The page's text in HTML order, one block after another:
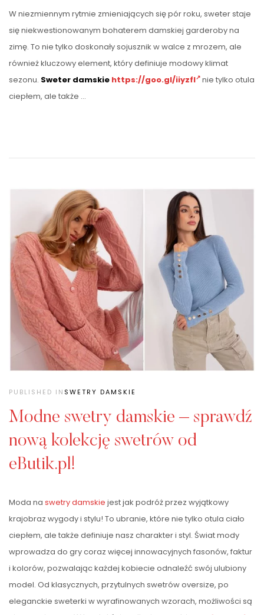
W niezmiennym rytmie zmieniających się pór roku, sweter staje
się niekwestionowanym bohaterem damskiej garderoby na
zimę. To nie tylko doskonały sojusznik w walce z mrozem, ale
również kluczowy element, który definiuje modowy klimat
sezonu. Sweter damskie https://goo.gl/iiyzfI nie tylko otula
ciepłem, ale także …
PUBLISHED IN SWETRY DAMSKIE
Modne swetry damskie – sprawdź
nową kolekcję swetrów od
eButik.pl!
Moda na swetry damskie jest jak podróż przez wyjątkowy
krajobraz wygody i stylu! To ubranie, które nie tylko otula ciało
ciepłem, ale także definiuje nasz charakter i styl. Świat mody
wprowadza do gry coraz więcej innowacyjnych fasonów, faktur
i kolorów, pozwalając każdej kobiecie odnaleźć swój ulubiony
model. Od klasycznych, przytulnych swetrów oversize, po
eleganckie sweterki w wyrafinowanych wzorach, możliwości są